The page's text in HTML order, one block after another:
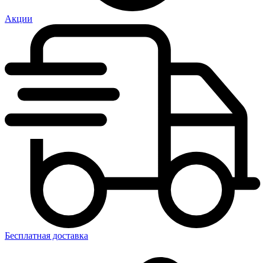
Акции
Бесплатная доставка